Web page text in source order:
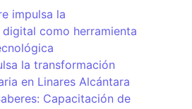
impulsa la
como herramienta
la transformación
en Linares Alcántara
Capacitación de